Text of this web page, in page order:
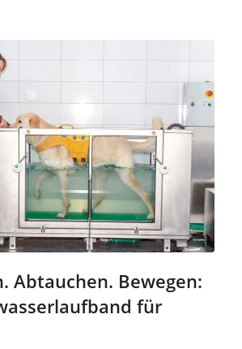
Abtauchen. Bewegen:
für